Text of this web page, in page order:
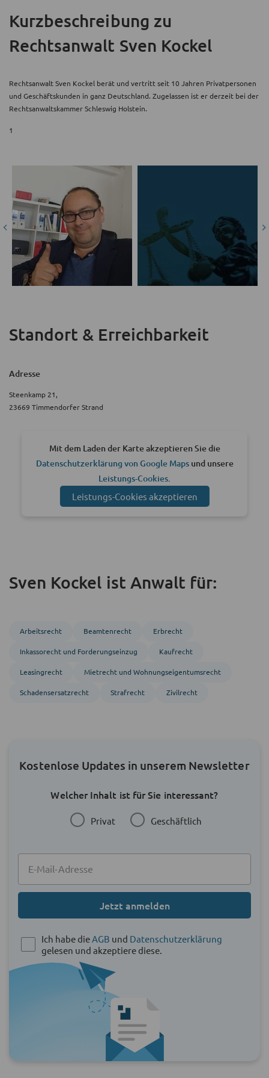
Kurzbeschreibung zu
Rechtsanwalt Sven Kockel
Rechtsanwalt Sven Kockel berät und vertritt seit 10 Jahren Privatpersonen
und Geschäftskunden in ganz Deutschland. Zugelassen ist er derzeit bei der
Rechtsanwaltskammer Schleswig Holstein.
1
Standort & Erreichbarkeit
Adresse
Steenkamp 21,
23669 Timmendorfer Strand
Mit dem Laden der Karte akzeptieren Sie die
Datenschutzerklärung von Google Mapsund unsere
Leistungs-Cookies
Leistungs-Cookies akzeptieren
Sven Kockel ist Anwalt für:
Arbeitsrecht Beamten­recht Erbrecht
Inkasso­recht und Forderungs­einzug Kaufrecht
Leasingrecht Mietrecht und Wohnungs­eigentumsrecht
Schadensersatzrecht Strafrecht Zivil­recht
Kostenlose Updates in unserem Newsletter
Welcher Inhalt ist für Sie interessant?
Privat Geschäftlich
Jetzt anmelden
Ich habe die AGB und Datenschutzerklärung
gelesen und akzeptiere diese.